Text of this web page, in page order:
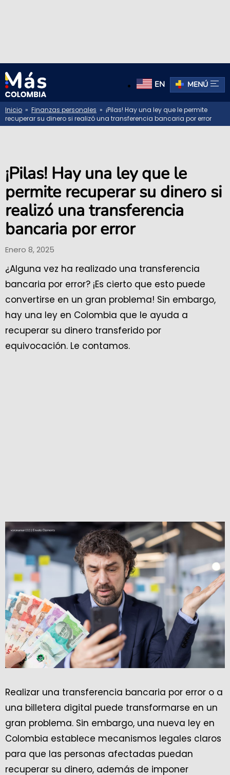
EN MENÚ
Inicio » Finanzas personales » ¡Pilas! Hay una ley que le permite
recuperar su dinero si realizó una transferencia bancaria por error
¡Pilas! Hay una ley que le
permite recuperar su dinero si
realizó una transferencia
bancaria por error
Enero 8, 2025
¿Alguna vez ha realizado una transferencia
bancaria por error? ¡Es cierto que esto puede
convertirse en un gran problema! Sin embargo,
hay una ley en Colombia que le ayuda a
recuperar su dinero transferido por
equivocación. Le contamos.
Realizar una transferencia bancaria por error o a
una billetera digital puede transformarse en un
gran problema. Sin embargo, una nueva ley en
Colombia establece mecanismos legales claros
para que las personas afectadas puedan
recuperar su dinero, además de imponer